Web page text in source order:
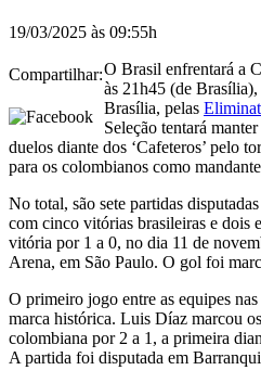
19/03/2025 às 09:55h
Compartilhar:O Brasil enfrentará a
às 21h45 (de
Brasília, pelas
Seleção tentará
duelos diante dos ‘Cafeteros’ pelo
para os colombianos como
No total, são sete partidas
com cinco vitórias brasileiras e dois
vitória por 1 a 0, no dia 11 de
Arena, em São Paulo. O gol foi
O primeiro jogo entre as equipes
marca histórica. Luis Díaz marcou
colombiana por 2 a 1, a primeira
A partida foi disputada em